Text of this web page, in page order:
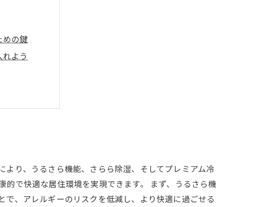
めの鍵
よう
になろう
り、うるさら機能、さらら除湿、そしてプレミアム冷
で快適な居住環境を実現できます。 まず、うるさら機
、アレルギーのリスクを低減し、より快適に過ごせる